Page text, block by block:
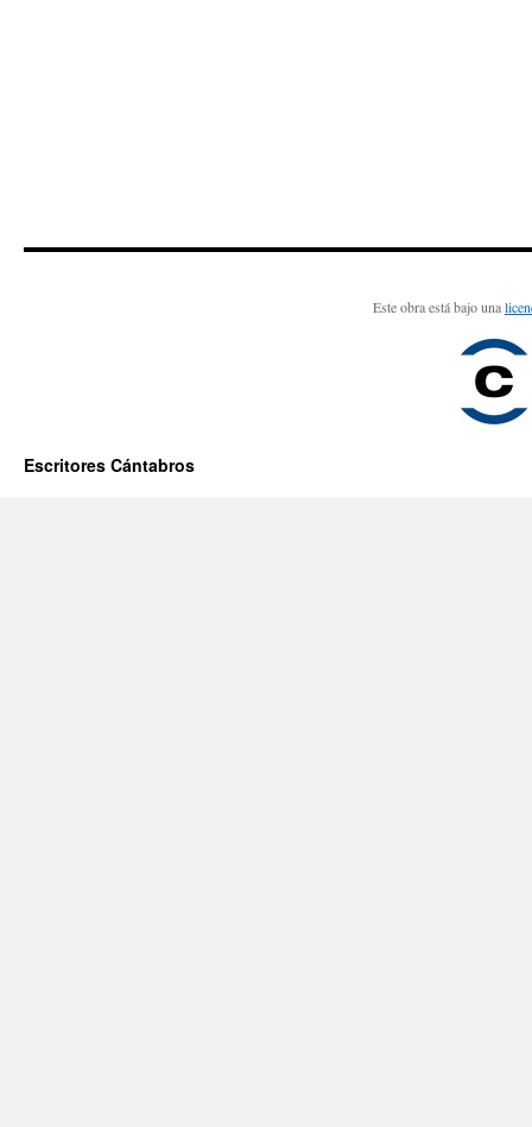
Este obra está bajo una
Escritores Cántabros